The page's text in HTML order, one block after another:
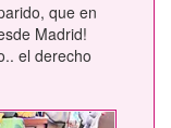
que en
Madrid!
el derecho